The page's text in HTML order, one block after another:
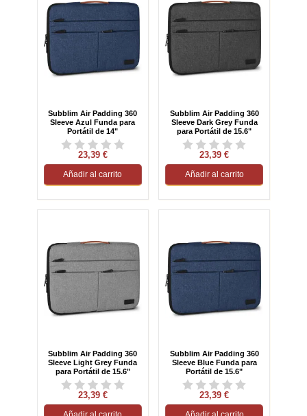
Subblim Air Padding 360
Sleeve Azul Funda para
Portátil de 14"
23,39 €
Añadir al carrito
Subblim Air Padding 360
Sleeve Dark Grey Funda
para Portátil de 15.6"
23,39 €
Añadir al carrito
Subblim Air Padding 360
Sleeve Light Grey Funda
para Portátil de 15.6"
23,39 €
Subblim Air Padding 360
Sleeve Blue Funda para
Portátil de 15.6"
23,39 €